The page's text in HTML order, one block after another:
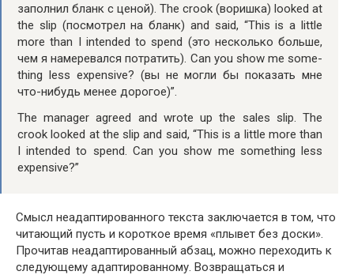
заполнил бланк с ценой). The crook (воришка) looked at
the slip (посмотрел на бланк) and said, “This is a lit­tle
more than I intend­ed to spend (это несколько больше,
чем я намеревался потратить). Can you show me some­
thing less expen­sive? (вы не могли бы показать мне
что-нибудь менее дорогое)”.
The man­ag­er agreed and wrote up the sales slip. The
crook looked at the slip and said, “This is a lit­tle more than
I intend­ed to spend. Can you show me some­thing less
expensive?”
Смысл неадаптированного текста заключается в том, что
читающий пусть и короткое время «плывет без доски».
Прочитав неадаптированный абзац, можно переходить к
следующему адаптированному. Возвращаться и